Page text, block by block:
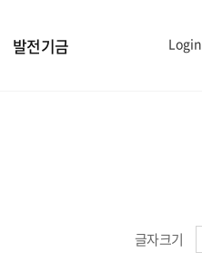
발전기금 Login
글자크기